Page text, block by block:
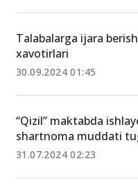
Talabalarga ijara
xavotirlari
30.09.2024 01:45
“Qizil” maktabda
shartnoma muddati
31.07.2024 02:23